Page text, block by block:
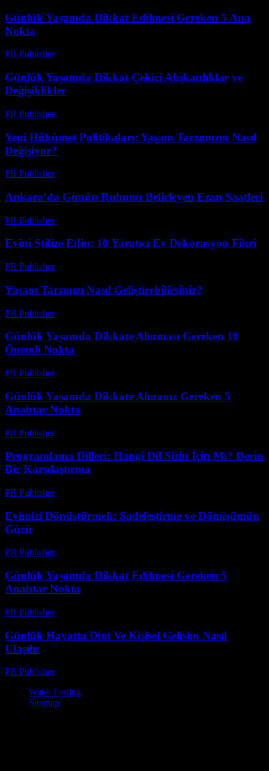
Günlük Yaşamda Dikkat Edilmesi Gereken 5 Ana
Nokta
PR Publisher-
Günlük Yaşamda Dikkat Çekici Alışkanlıklar ve
Değişiklikler
PR Publisher-
Yeni Hükümet Politikaları: Yaşam Tarzımızın Nasıl
Değişiyor?
PR Publisher-
Ankara’da Günün Ruhunu Belirleyen Ezan Saatleri
PR Publisher-
Evini Stilize Edin: 10 Yaratıcı Ev Dekorasyon Fikri
PR Publisher-
Yaşam Tarzınızı Nasıl Geliştirebilirsiniz?
PR Publisher-
Günlük Yaşamda Dikkate Alınması Gereken 10
Önemli Nokta
PR Publisher-
Günlük Yaşamda Dikkate Almanız Gereken 5
Anahtar Nokta
PR Publisher-
Programlama Dilleri: Hangi Dil Sizin İçin Mı? Derin
Bir Karşılaştırma
PR Publisher-
Evimizi Dönüştürmek: Sadeleştirme ve Dönüşümün
Gücü
PR Publisher-
Günlük Yaşamda Dikkat Edilmesi Gereken 5
Anahtar Nokta
PR Publisher-
Günlük Hayatta Dini Ve Kişisel Gelisim Nasıl
Ulaşılır
PR Publisher-
Water Fasting
Sitemap